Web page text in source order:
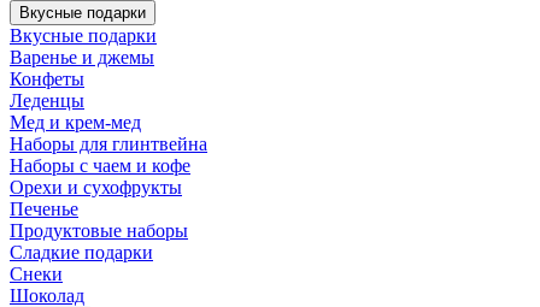
Вкусные подарки
Вкусные подарки
Варенье и джемы
Конфеты
Леденцы
Мед и крем-мед
Наборы для глинтвейна
Наборы с чаем и кофе
Орехи и сухофрукты
Печенье
Продуктовые наборы
Сладкие подарки
Снеки
Шоколад